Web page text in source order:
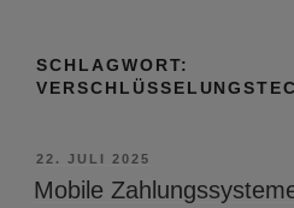
SCHLAGWORT:
VERÖFFENTLICHT
AM
22. JULI 2025
Mobile